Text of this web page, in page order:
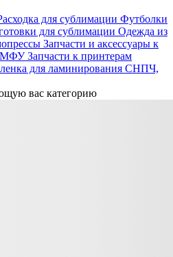
для сублимации Футболки
для сублимации Одежда из
Запчасти и аксессуары к
МФУЗапчасти к принтерам
для ламинирования СНПЧ,
вас категорию